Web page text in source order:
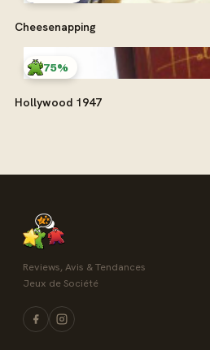
Cheesenapping
75%
Hollywood 1947
Reviews, Avis & Tendances
Jeux de Société